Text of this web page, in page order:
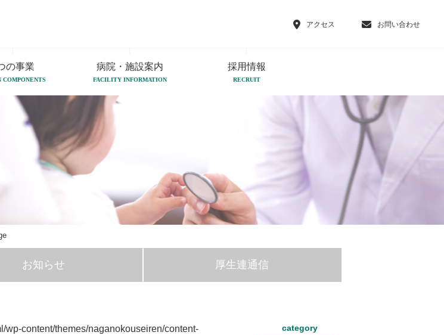
アクセス お問い合わせ
の事業
COMPONENTS
病院・施設案内
FACILITY INFORMATION
採用情報
RECRUIT
お知らせ 厚生連通信
content/themes/naganokouseiren/content-
category